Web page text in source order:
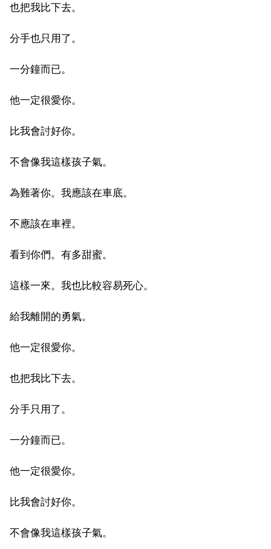
也把我比下去。
分手也只用了。
一分鐘而已。
他一定很愛你。
比我會討好你。
不會像我這樣孩子氣。
為難著你。我應該在車底。
不應該在車裡。
看到你們。有多甜蜜。
這樣一來。我也比較容易死心。
給我離開的勇氣。
他一定很愛你。
也把我比下去。
分手只用了。
一分鐘而已。
他一定很愛你。
比我會討好你。
不會像我這樣孩子氣。